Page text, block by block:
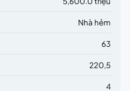
Nhà hẻm
63
220,5
4